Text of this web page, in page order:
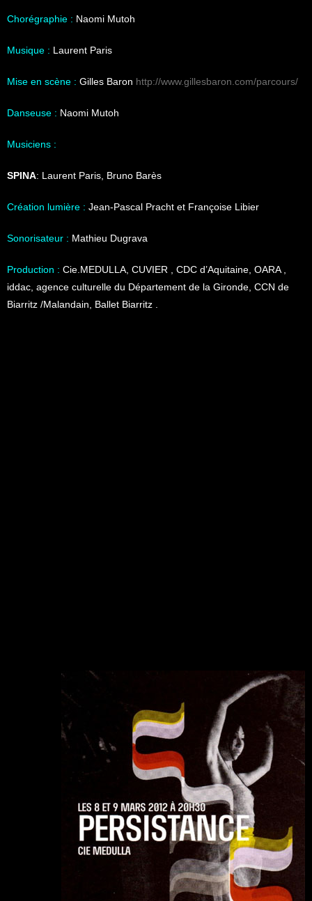
Chorégraphie : Naomi Mutoh
Musique : Laurent Paris
Mise en scène : Gilles Baron http://www.gillesbaron.com/parcours/
Danseuse : Naomi Mutoh
Musiciens :
SPINA: Laurent Paris, Bruno Barès
Création lumière : Jean-Pascal Pracht et Françoise Libier
Sonorisateur : Mathieu Dugrava
Production : Cie.MEDULLA, CUVIER , CDC d’Aquitaine, OARA ,
iddac, agence culturelle du Département de la Gironde, CCN de
Biarritz /Malandain, Ballet Biarritz .